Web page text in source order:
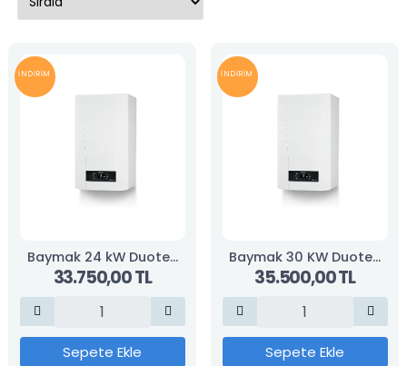
İNDİRİM
Baymak 24 kW Duotec
Compact Tam
Yoğuşmalı Kombi
33.750,00 TL
Sepete Ekle
İNDİRİM
Baymak 30 KW Duotec
Compact Tam
Yoğuşmalı Kombi
35.500,00 TL
Sepete Ekle